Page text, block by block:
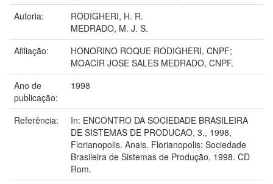
Autoria:
RODIGHERI, H. R.
MEDRADO, M. J. S.
Afiliação:
HONORINO ROQUE RODIGHERI, CNPF;
MOACIR JOSE SALES MEDRADO, CNPF.
Ano de
publicação:
1998
Referência:
In: ENCONTRO DA SOCIEDADE BRASILEIRA
DE SISTEMAS DE PRODUCAO, 3., 1998,
Florianopolis. Anais. Florianopolis: Sociedade
Brasileira de Sistemas de Produção, 1998. CD
Rom.